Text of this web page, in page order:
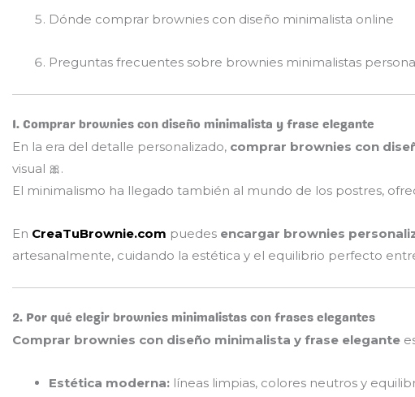
Dónde comprar brownies con diseño minimalista online
Preguntas frecuentes sobre brownies minimalistas
1. Comprar brownies con diseño minimalista y frase elegante
En la era del detalle personalizado, comprar brownies con
visual 🎀.
El minimalismo ha llegado también al mundo de los postres,
En CreaTuBrownie.com puedes encargar brownies
artesanalmente, cuidando la estética y el equilibrio perfecto
2. Por qué elegir brownies minimalistas con frases elegantes
Comprar brownies con diseño minimalista y frase elegante
Estética moderna: líneas limpias, colores neutros y